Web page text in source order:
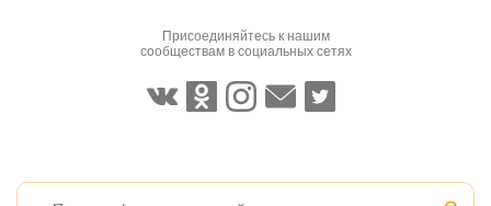
Присоединяйтесь к нашим
сообществам в социальных сетях